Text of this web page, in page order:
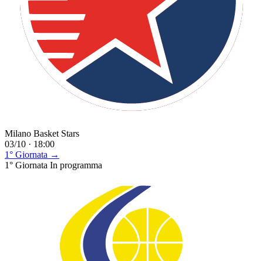
Milano Basket Stars
03/10 · 18:00
1° Giornata →
1° Giornata In programma